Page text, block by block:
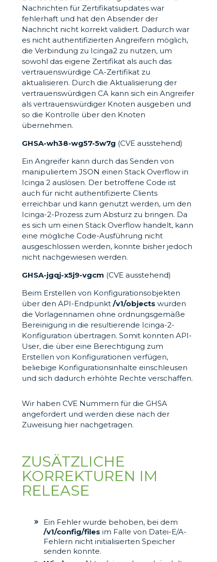
Nachrichten für Zertifikatsupdates war
fehlerhaft und hat den Absender der
Nachricht nicht korrekt validiert. Dadurch war
es nicht authentifizierten Angreifern möglich,
die Verbindung zu Icinga2 zu nutzen, um
sowohl das eigene Zertifikat als auch das
vertrauenswürdige CA-Zertifikat zu
aktualisieren. Durch die Aktualisierung der
vertrauenswürdigen CA kann sich ein Angreifer
als vertrauenswürdiger Knoten ausgeben und
so die Kontrolle über den Knoten
übernehmen.
GHSA-wh38-wg57-5w7g (CVE ausstehend)
Ein Angreifer kann durch das Senden von
manipuliertem JSON einen Stack Overflow in
Icinga 2 auslösen. Der betroffene Code ist
auch für nicht authentifizierte Clients
erreichbar und kann genutzt werden, um den
Icinga-2-Prozess zum Absturz zu bringen. Da
es sich um einen Stack Overflow handelt, kann
eine mögliche Code-Ausführung nicht
ausgeschlossen werden, konnte bisher jedoch
nicht nachgewiesen werden.
GHSA-jgqj-x5j9-vgcm (CVE ausstehend)
Beim Erstellen von Konfigurationsobjekten
über den API-Endpunkt/v1/objects wurden
die Vorlagennamen ohne ordnungsgemäße
Bereinigung in die resultierende Icinga-2-
Konfiguration übertragen. Somit konnten API-
User, die über eine Berechtigung zum
Erstellen von Konfigurationen verfügen,
beliebige Konfigurationsinhalte einschleusen
und sich dadurch erhöhte Rechte verschaffen.
Wir haben CVE Nummern für die GHSA
angefordert und werden diese nach der
Zuweisung hier nachgetragen.
ZUSÄTZLICHE
KORREKTUREN IM
RELEASE
Ein Fehler wurde behoben, bei dem
/v1/config/files im Falle von Datei-E/A-
Fehlern nicht initialisierten Speicher
senden konnte.